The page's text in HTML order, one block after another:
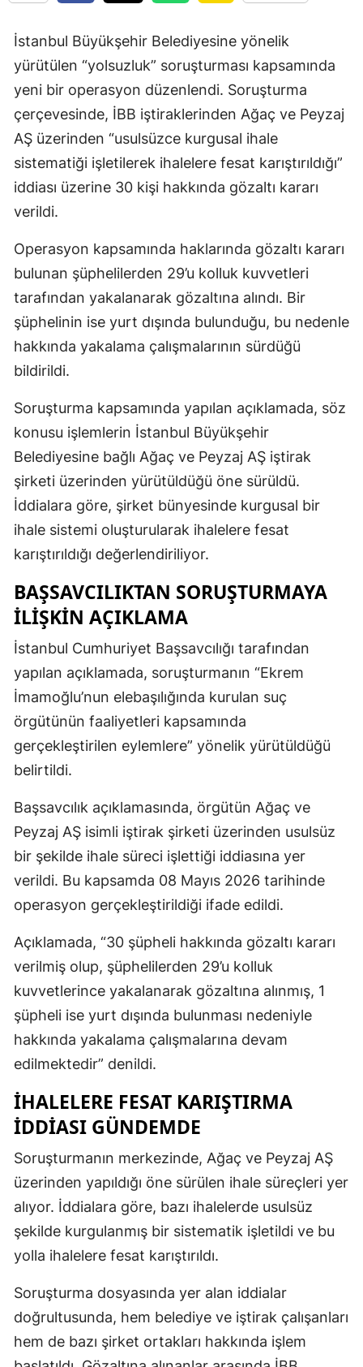
İstanbul Büyükşehir Belediyesine yönelik
yürütülen “yolsuzluk” soruşturması kapsamında
yeni bir operasyon düzenlendi. Soruşturma
çerçevesinde, İBB iştiraklerinden Ağaç ve Peyzaj
AŞ üzerinden “usulsüzce kurgusal ihale
sistematiği işletilerek ihalelere fesat karıştırıldığı”
iddiası üzerine 30 kişi hakkında gözaltı kararı
verildi.
Operasyon kapsamında haklarında gözaltı kararı
bulunan şüphelilerden 29’u kolluk kuvvetleri
tarafından yakalanarak gözaltına alındı. Bir
şüphelinin ise yurt dışında bulunduğu, bu nedenle
hakkında yakalama çalışmalarının sürdüğü
bildirildi.
Soruşturma kapsamında yapılan açıklamada, söz
konusu işlemlerin İstanbul Büyükşehir
Belediyesine bağlı Ağaç ve Peyzaj AŞ iştirak
şirketi üzerinden yürütüldüğü öne sürüldü.
İddialara göre, şirket bünyesinde kurgusal bir
ihale sistemi oluşturularak ihalelere fesat
karıştırıldığı değerlendiriliyor.
BAŞSAVCILIKTAN SORUŞTURMAYA
İLIŞKIN AÇIKLAMA
İstanbul Cumhuriyet Başsavcılığı tarafından
yapılan açıklamada, soruşturmanın “Ekrem
İmamoğlu’nun elebaşılığında kurulan suç
örgütünün faaliyetleri kapsamında
gerçekleştirilen eylemlere” yönelik yürütüldüğü
belirtildi.
Başsavcılık açıklamasında, örgütün Ağaç ve
Peyzaj AŞ isimli iştirak şirketi üzerinden usulsüz
bir şekilde ihale süreci işlettiği iddiasına yer
verildi. Bu kapsamda 08 Mayıs 2026 tarihinde
operasyon gerçekleştirildiği ifade edildi.
Açıklamada, “30 şüpheli hakkında gözaltı kararı
verilmiş olup, şüphelilerden 29’u kolluk
kuvvetlerince yakalanarak gözaltına alınmış, 1
şüpheli ise yurt dışında bulunması nedeniyle
hakkında yakalama çalışmalarına devam
edilmektedir” denildi.
İHALELERE FESAT KARIŞTIRMA
İDDIASI GÜNDEMDE
Soruşturmanın merkezinde, Ağaç ve Peyzaj AŞ
üzerinden yapıldığı öne sürülen ihale süreçleri yer
alıyor. İddialara göre, bazı ihalelerde usulsüz
şekilde kurgulanmış bir sistematik işletildi ve bu
yolla ihalelere fesat karıştırıldı.
Soruşturma dosyasında yer alan iddialar
doğrultusunda, hem belediye ve iştirak çalışanları
hem de bazı şirket ortakları hakkında işlem